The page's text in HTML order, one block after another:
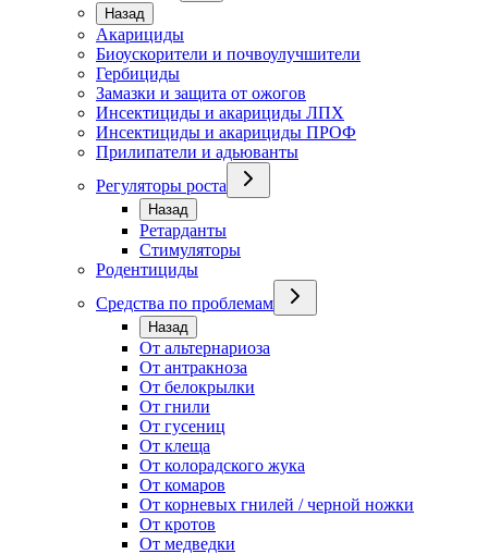
Назад
Акарициды
Биоускорители и почвоулучшители
Гербициды
Замазки и защита от ожогов
Инсектициды и акарициды ЛПХ
Инсектициды и акарициды ПРОФ
Прилипатели и адьюванты
Регуляторы роста
Назад
Ретарданты
Стимуляторы
Родентициды
Средства по проблемам
Назад
От альтернариоза
От антракноза
От белокрылки
От гнили
От гусениц
От клеща
От колорадского жука
От комаров
От корневых гнилей / черной ножки
От кротов
От медведки